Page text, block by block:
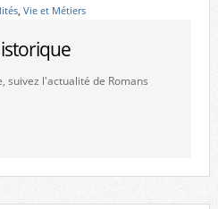
, Vie et Métiers
suivez l'actualité de Romans